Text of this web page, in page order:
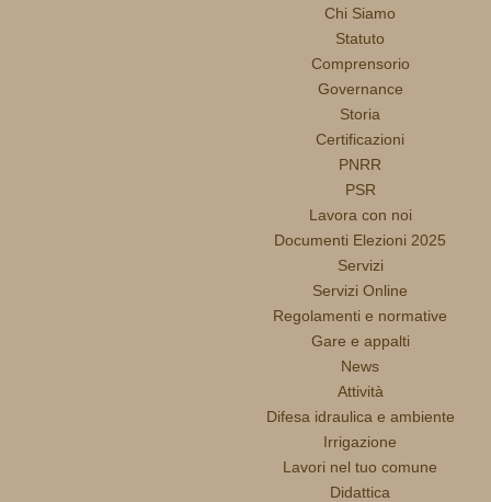
Chi Siamo
Statuto
Comprensorio
Governance
Storia
Certificazioni
PNRR
PSR
Lavora con noi
Documenti Elezioni 2025
Servizi
Servizi Online
Regolamenti e normative
Gare e appalti
News
Attività
Difesa idraulica e ambiente
Irrigazione
Lavori nel tuo comune
Didattica